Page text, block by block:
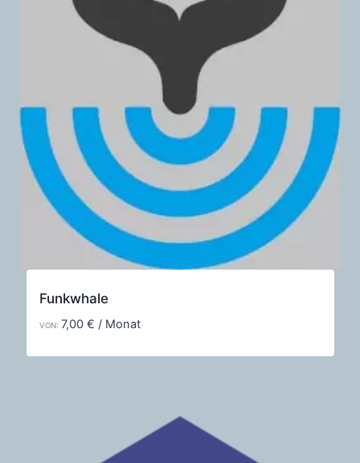
Funkwhale
VON: 7,00 € / Monat